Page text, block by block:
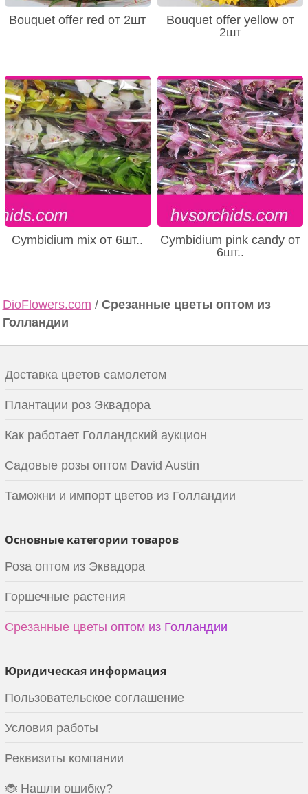
Bouquet offer red от 2шт
Bouquet offer yellow от
2шт
Cymbidium mix от 6шт..
Cymbidium pink candy от
6шт..
DioFlowers.com / Срезанные цветы оптом из
Голландии
Доставка цветов самолетом
Плантации роз Эквадора
Как работает Голландский аукцион
Садовые розы оптом David Austin
Таможни и импорт цветов из Голландии
Основные категории товаров
Роза оптом из Эквадора
Горшечные растения
Срезанные цветы оптом из Голландии
Юридическая информация
Пользовательское соглашение
Условия работы
Реквизиты компании
🐞 Нашли ошибку?